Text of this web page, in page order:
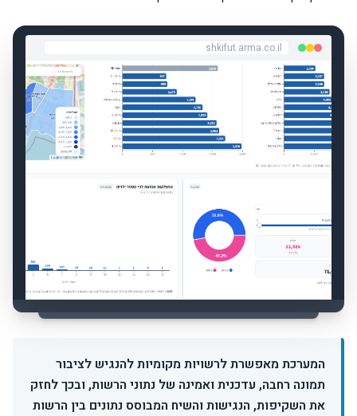
shkifut.arma.co.il
המערכת מאפשרת לרשויות מקומיות להנגיש לציבור
תמונה רחבה, עדכנית ואמינה של נתוני הרשות, ובכך לחזק
את השקיפות, הנגישות והשיח המבוסס נתונים בין הרשות